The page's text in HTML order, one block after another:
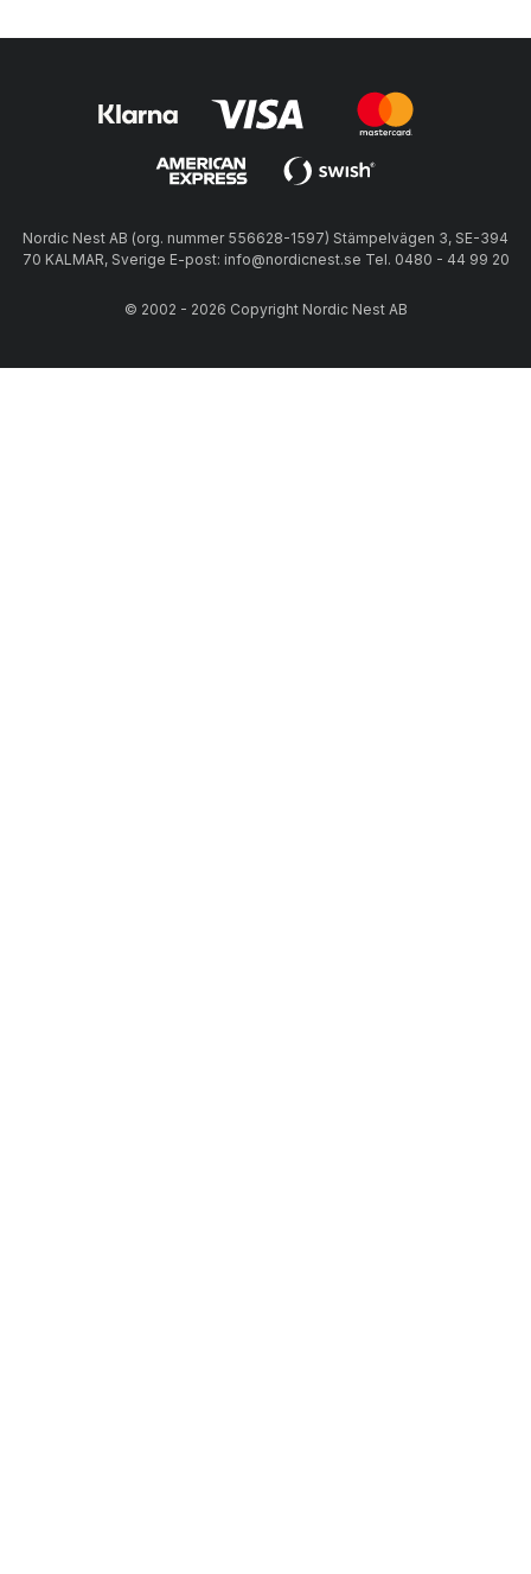
Nordic Nest AB (org. nummer 556628-1597) Stämpelvägen 3, SE-394
70 KALMAR, Sverige E-post: info@nordicnest.se Tel. 0480 - 44 99 20
© 2002 - 2026 Copyright Nordic Nest AB